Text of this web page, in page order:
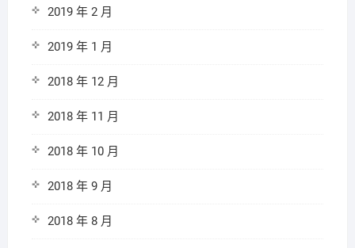
2019 年 2 月
2019 年 1 月
2018 年 12 月
2018 年 11 月
2018 年 10 月
2018 年 9 月
2018 年 8 月